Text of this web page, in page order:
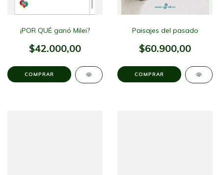
¡POR QUÉ ganó Milei?
$42.000,00
Paisajes del pasado
$60.900,00